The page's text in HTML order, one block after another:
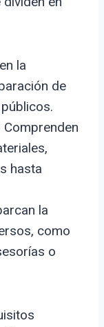
la
de
Comprenden
hasta
la
como
o